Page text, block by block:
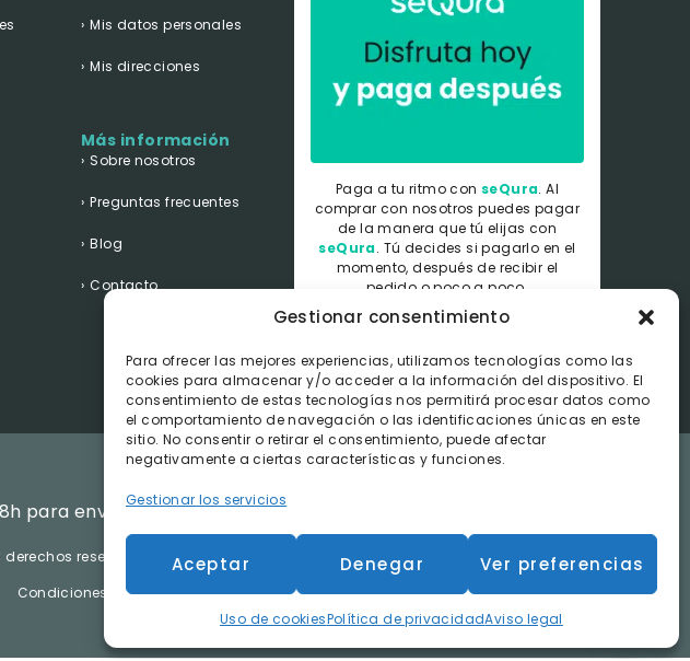
Gestionar consentimiento
Para ofrecer las mejores experiencias, utilizamos tecnologías como las
cookies para almacenar y/o acceder a la información del dispositivo. El
consentimiento de estas tecnologías nos permitirá procesar datos como
el comportamiento de navegación o las identificaciones únicas en este
sitio. No consentir o retirar el consentimiento, puede afectar
negativamente a ciertas características y funciones.
Gestionar los servicios
Aceptar Denegar Ver preferencias
Uso de cookiesPolítica de privacidadAviso legal
Mis datos personales
Mis direcciones
Más información
Sobre nosotros
Preguntas frecuentes
Blog
Contacto
Paga a tu ritmo con seQura. Al
comprar con nosotros puedes pagar
de la manera que tú elijas con
seQura. Tú decides si pagarlo en el
momento, después de recibir el
pedido o poco a poco.
para envíos realizados dentro de la península.
reservados.
Condiciones Generales de Contratación